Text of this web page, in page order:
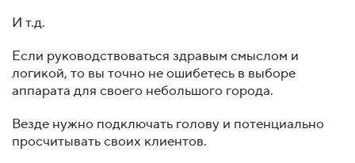
И т.д.
Если руководствоваться здравым смыслом и
логикой, то вы точно не ошибетесь в выборе
аппарата для своего небольшого города.
Везде нужно подключать голову и потенциально
просчитывать своих клиентов.